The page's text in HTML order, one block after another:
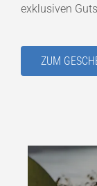
exklusiven
ZUM